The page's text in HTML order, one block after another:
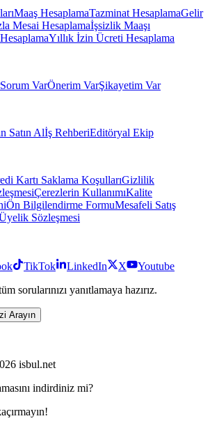
Maaş HesaplamaTazminat HesaplamaGelir
Mesai Hesaplamaİşsizlik Maaşı
Yıllık İzin Ücreti Hesaplama
Sorum VarÖnerim VarŞikayetim Var
Satın Alİş RehberiEditöryal Ekip
Kartı Saklama KoşullarıGizlilik
Çerezlerin KullanımıKalite
Ön Bilgilendirme FormuMesafeli Satış
Sözleşmesi
TikTok LinkedIn X
Youtube
sorularınızı yanıtlamaya hazırız.
Arayın
isbul.net
indirdiniz mi?